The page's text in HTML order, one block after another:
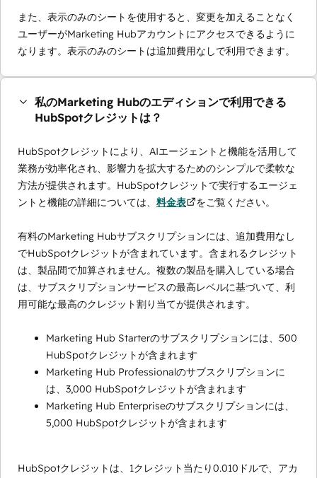
また、表示のみのシートを使用すると、変更を加えることなく
ユーザーがMarketing Hubアカウントにアクセスできるように
なります。表示のみのシートは追加費用なしで利用できます。
私のMarketing Hubのエディションで利用できる
HubSpotクレジットは？
HubSpotクレジットにより、AIエージェントと機能を活用して
業務が効率化され、影響力を拡大するためのシンプルで柔軟な
方法が提供されます。HubSpotクレジットで実行するエージェ
ントと機能の詳細については、 料金表 をご覧ください。
有料のMarketing Hubサブスクリプションには、追加費用なし
でHubSpotクレジットが含まれています。含まれるクレジット
は、製品間で加算されません。複数の製品を購入している場合
は、サブスクリプションサービスの最高レベルに基づいて、利
用可能な最高のクレジット割り当てが提供されます。
Marketing Hub Starterのサブスクリプションには、500
HubSpotクレジットが含まれます
Marketing Hub Professionalのサブスクリプションに
は、3,000 HubSpotクレジットが含まれます
Marketing Hub Enterpriseのサブスクリプションには、
5,000 HubSpotクレジットが含まれます
HubSpotクレジットは、1クレジット当たり0.010ドルで、アカ